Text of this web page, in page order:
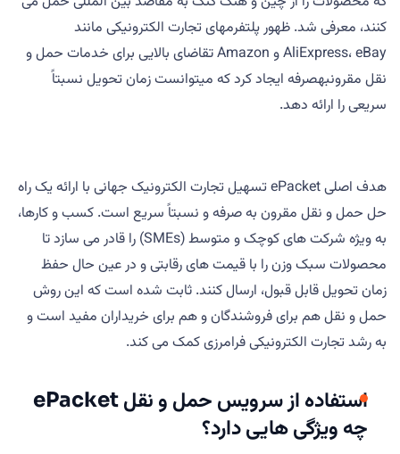
کنند، معرفی شد. ظهور پلتفرمهای تجارت الکترونیکی مانند
AliExpress، eBay و Amazon تقاضای بالایی برای خدمات حمل و
نقل مقرونبهصرفه ایجاد کرد که میتوانست زمان تحویل نسبتاً
سریعی را ارائه دهد.
هدف اصلی ePacket تسهیل تجارت الکترونیک جهانی با ارائه یک راه
حل حمل و نقل مقرون به صرفه و نسبتاً سریع است. کسب و کارها،
به ویژه شرکت های کوچک و متوسط (SMEs) را قادر می سازد تا
محصولات سبک وزن را با قیمت های رقابتی و در عین حال حفظ
زمان تحویل قابل قبول، ارسال کنند. ثابت شده است که این روش
حمل و نقل هم برای فروشندگان و هم برای خریداران مفید است و
به رشد تجارت الکترونیکی فرامرزی کمک می کند.
استفاده از سرویس حمل و نقل ePacket
چه ویژگی هایی دارد؟